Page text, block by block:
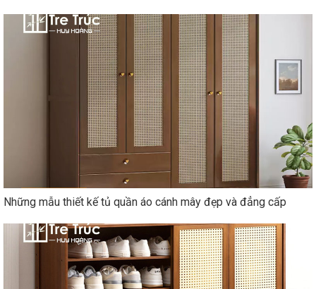
Những mẫu thiết kế tủ quần áo cánh mây đẹp và đẳng cấp